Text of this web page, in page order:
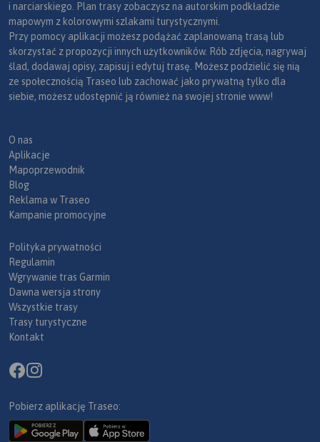
i narciarskiego. Plan trasy zobaczysz na autorskim podkładzie
mapowym z kolorowymi szlakami turystycznymi.
Przy pomocy aplikacji możesz podążać zaplanowaną trasą lub
skorzystać z propozycji innych użytkowników. Rób zdjęcia, nagrywaj
ślad, dodawaj opisy, zapisuj i edytuj trasę. Możesz podzielić się nią
ze społecznością Traseo lub zachować jako prywatną tylko dla
siebie, możesz udostępnić ją również na swojej stronie www!
O nas
Aplikacje
Mapoprzewodnik
Blog
Reklama w Traseo
Kampanie promocyjne
Polityka prywatności
Regulamin
Wgrywanie tras Garmin
Dawna wersja strony
Wszystkie trasy
Trasy turystyczne
Kontakt
Pobierz aplikację Traseo: